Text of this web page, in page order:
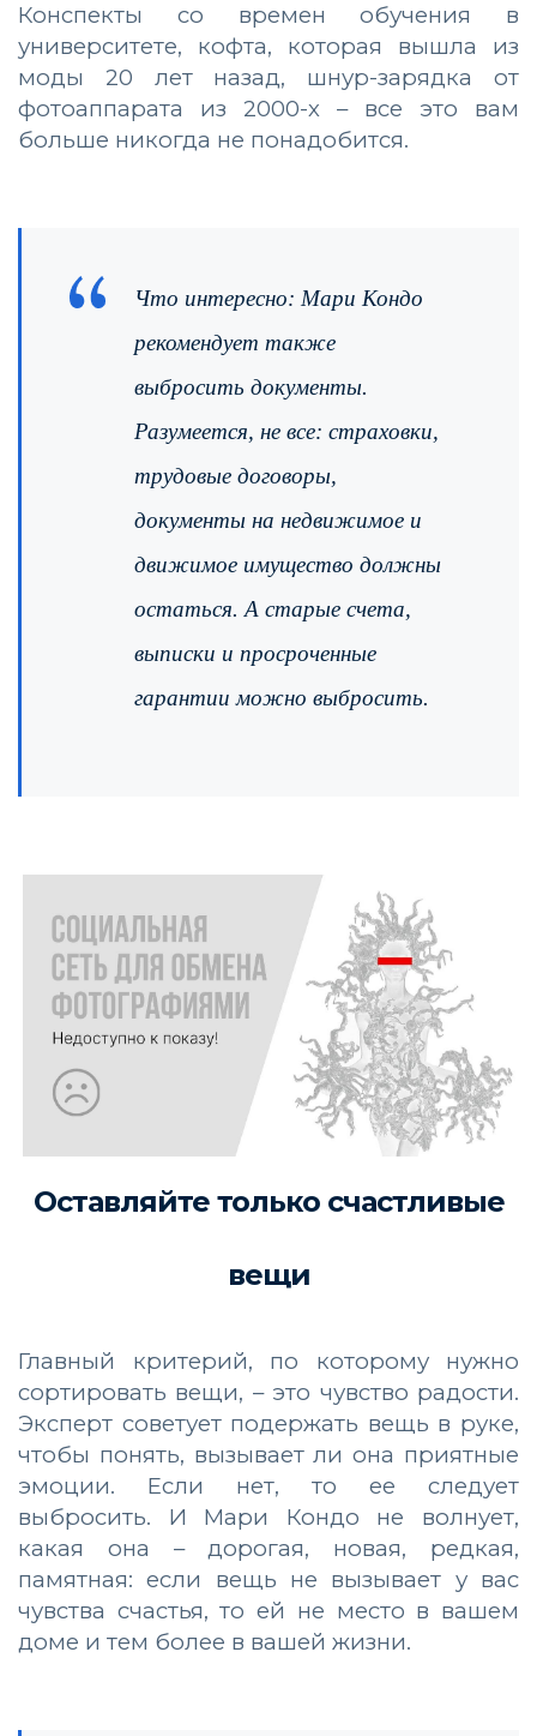
Конспекты со времен обучения в
университете, кофта, которая вышла из
моды 20 лет назад, шнур-зарядка от
фотоаппарата из 2000-х – все это вам
больше никогда не понадобится.
Что интересно: Мари Кондо
рекомендует также
выбросить документы.
Разумеется, не все: страховки,
трудовые договоры,
документы на недвижимое и
движимое имущество должны
остаться. А старые счета,
выписки и просроченные
гарантии можно выбросить.
Оставляйте только счастливые
вещи
Главный критерий, по которому нужно
сортировать вещи, – это чувство радости.
Эксперт советует подержать вещь в руке,
чтобы понять, вызывает ли она приятные
эмоции. Если нет, то ее следует
выбросить. И Мари Кондо не волнует,
какая она – дорогая, новая, редкая,
памятная: если вещь не вызывает у вас
чувства счастья, то ей не место в вашем
доме и тем более в вашей жизни.